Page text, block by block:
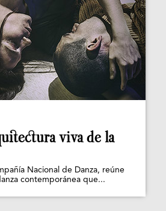
viva de la
Nacional de Danza, reúne
contemporánea que...